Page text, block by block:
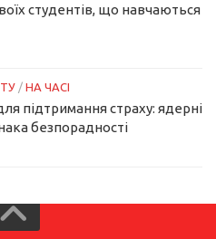
студентів, що навчаються
/ НА ЧАСІ
підтримання страху: ядерні
безпорадності